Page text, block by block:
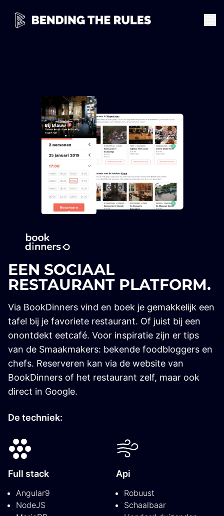
Werk
Werken bij
EEN SOCIAAL
RESTAURANT PLATFORM.
Via BookDinners vind en boek je gemakkelijk een
tafel bij je favoriete restaurant. Of juist bij een
onontdekt eetcafé. Voor inspiratie zijn er tips
van de Smaakmakers: bekende foodbloggers en
chefs. Reserveren kan via de website van
BookDinners of het restaurant zelf, maar ook
direct in Google.
De techniek:
Full stack
Angular9
NodeJS
Api
Robuust
Schaalbaar